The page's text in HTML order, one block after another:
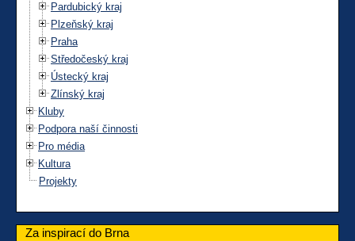
Pardubický kraj
Plzeňský kraj
Praha
Středočeský kraj
Ústecký kraj
Zlínský kraj
Kluby
Podpora naší činnosti
Pro média
Kultura
Projekty
Za inspirací do Brna